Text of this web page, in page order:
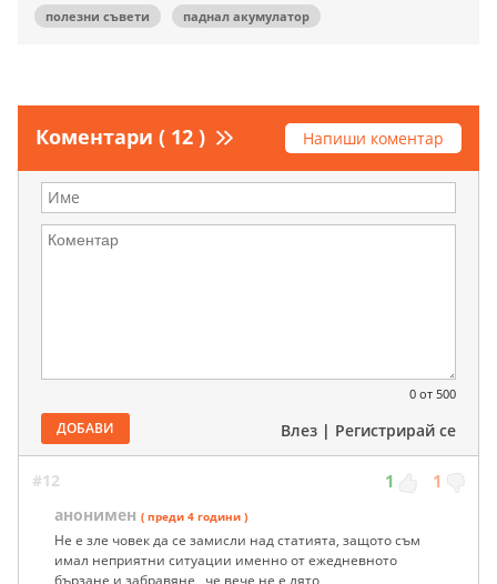
полезни съвети
паднал акумулатор
Коментари ( 12 ) Напиши коментар
0 от 500
ДОБАВИ Влез | Регистрирай се
#12 1 1
анонимен ( преди 4 години )
Не е зле човек да се замисли над статията, защото съм
имал неприятни ситуации именно от ежедневното
бързане и забравяне , че вече не е лято